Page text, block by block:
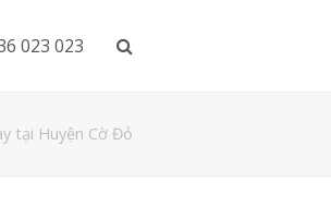
023 023
tại Huyện Cờ Đỏ